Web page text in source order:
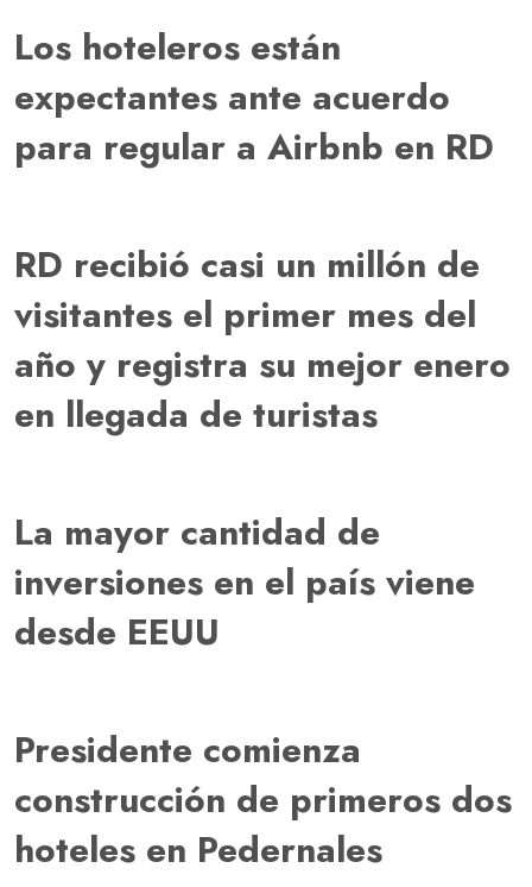
Los hoteleros están
expectantes ante acuerdo
para regular a Airbnb en RD
RD recibió casi un millón de
visitantes el primer mes del
año y registra su mejor enero
en llegada de turistas
La mayor cantidad de
inversiones en el país viene
desde EEUU
Presidente comienza
construcción de primeros dos
hoteles en Pedernales